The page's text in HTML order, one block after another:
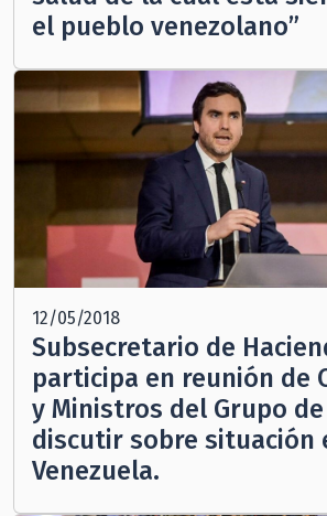
el pueblo venezolano”
12/05/2018
Subsecretario de
participa en reunión de
y Ministros del Grupo
discutir sobre situación
Venezuela.